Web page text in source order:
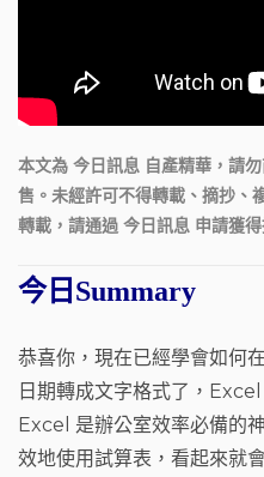
本文為 今日訊息 自產精華，請
售。未經許可不得轉載、摘抄、
轉載，請通過 今日訊息 申請獲
今日Summary
恭喜你，現在已經學會如何
日期轉成文字格式了，
Excel 是辦公室效率必備的
效地使用試算表，看起來就